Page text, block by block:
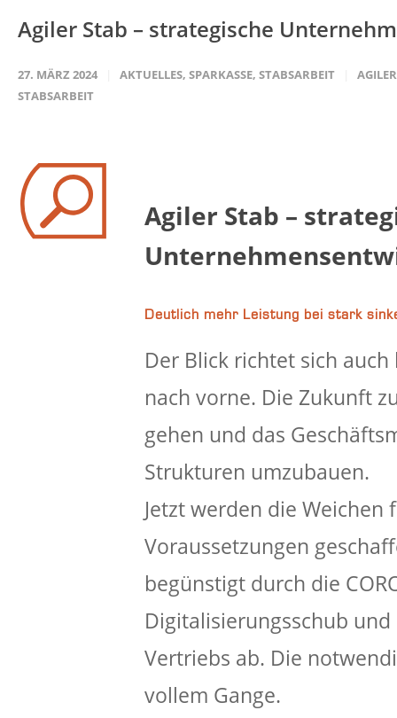
Agiler Stab – strategische
27. MÄRZ 2024 AKTUELLES, SPARKASSE, STABSARBEIT
STABSARBEIT
Agiler Stab –
Deutlich mehr Leistung bei stark
Der Blick richtet sich
nach vorne. Die Zukunft
gehen und das
Strukturen umzubauen.
Jetzt werden die
Voraussetzungen
begünstigt durch die
Digitalisierungsschub
Vertriebs ab. Die
vollem Gange.